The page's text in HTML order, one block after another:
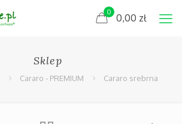
0 0,00 zł
Sklep
Cararo - PREMIUM Cararo srebrna